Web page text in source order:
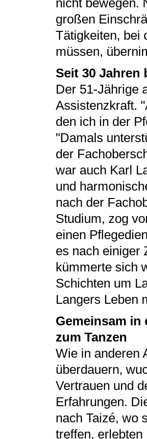
nicht bewegen.
großen
Tätigkeiten, bei
müssen,
Seit 30 Jahren
Der 51-Jährige
Assistenzkraft.
den ich in der
"Damals
der
war auch Karl
und
nach der
Studium, zog
einen
es nach einiger
kümmerte sich
Schichten um
Langers Leben
Gemeinsam in
zum Tanzen
Wie in anderen
überdauern,
Vertrauen und
Erfahrungen.
nach Taizé, wo
treffen,